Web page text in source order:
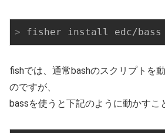
> fisher install edc/bass
fishでは、通常bashのスクリプトを
のですが、
bassを使うと下記のように動かすこ